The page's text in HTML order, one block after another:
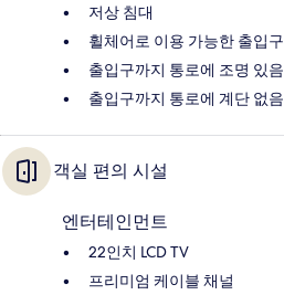
저상 침대
휠체어로 이용 가능한 출입구
출입구까지 통로에 조명 있음
출입구까지 통로에 계단 없음
객실 편의 시설
엔터테인먼트
22인치 LCD TV
프리미엄 케이블 채널